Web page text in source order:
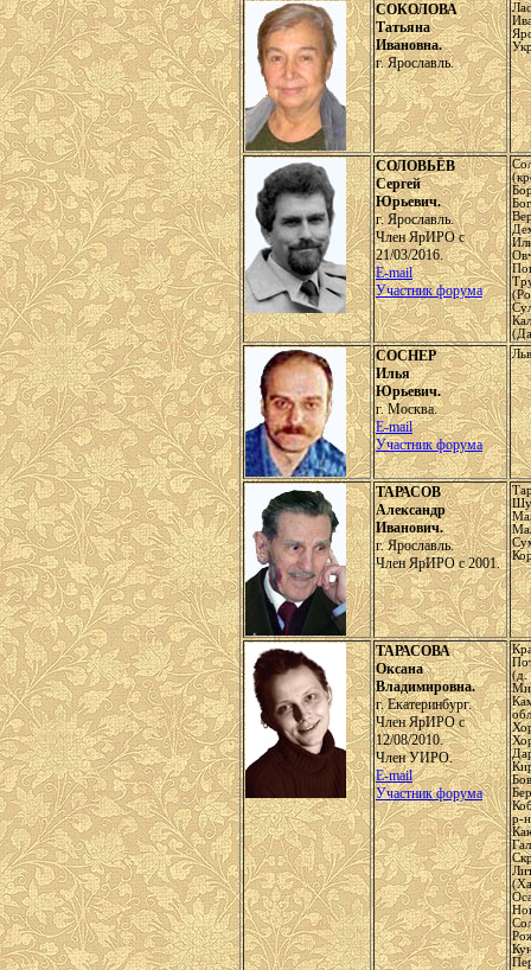
СОКОЛОВА
Татьяна
Ивановна.
г. Ярославль.
СОЛОВЬЁВ
Сергей
Юрьевич.
г. Ярославль.
Член ЯрИРО с
21/03/2016.
E-mail
Участник форума
СОСНЕР
Илья
Юрьевич.
г. Москва.
E-mail
Участник форума
ТАРАСОВ
Александр
Иванович.
г. Ярославль.
Член ЯрИРО с 2001.
ТАРАСОВА
Оксана
Владимировна.
г. Екатеринбург.
Член ЯрИРО с
12/08/2010.
Член УИРО.
E-mail
Участник форума
(д.
р-